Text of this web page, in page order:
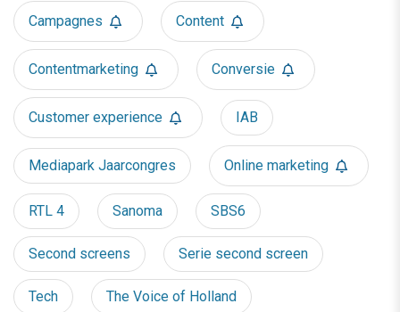
Campagnes Content
Contentmarketing Conversie
Customer experience IAB
Mediapark Jaarcongres Online marketing
RTL 4 Sanoma SBS6
Second screens Serie second screen
Tech The Voice of Holland